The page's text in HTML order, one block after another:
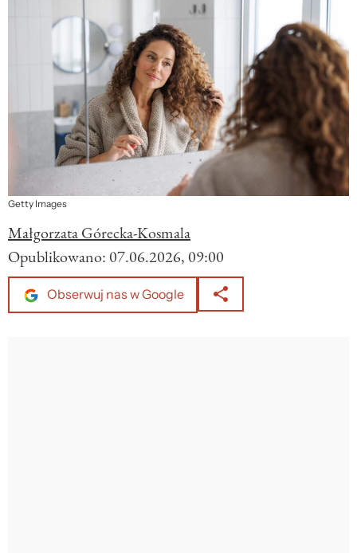
Getty Images
Małgorzata Górecka-Kosmala
Opublikowano: 07.06.2026, 09:00
Obserwuj nas w Google